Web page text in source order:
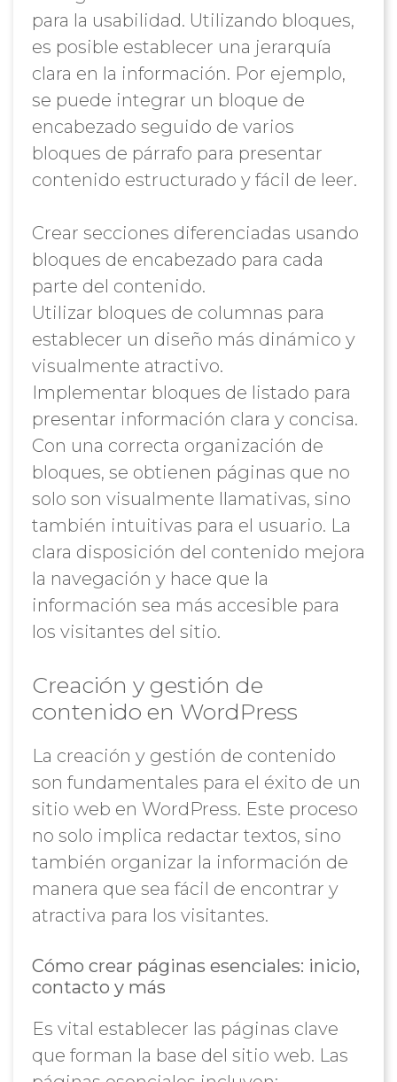
para la usabilidad. Utilizando bloques,
es posible establecer una jerarquía
clara en la información. Por ejemplo,
se puede integrar un bloque de
encabezado seguido de varios
bloques de párrafo para presentar
contenido estructurado y fácil de leer.
Crear secciones diferenciadas usando
bloques de encabezado para cada
parte del contenido.
Utilizar bloques de columnas para
establecer un diseño más dinámico y
visualmente atractivo.
Implementar bloques de listado para
presentar información clara y concisa.
Con una correcta organización de
bloques, se obtienen páginas que no
solo son visualmente llamativas, sino
también intuitivas para el usuario. La
clara disposición del contenido mejora
la navegación y hace que la
información sea más accesible para
los visitantes del sitio.
Creación y gestión de
contenido en WordPress
La creación y gestión de contenido
son fundamentales para el éxito de un
sitio web en WordPress. Este proceso
no solo implica redactar textos, sino
también organizar la información de
manera que sea fácil de encontrar y
atractiva para los visitantes.
Cómo crear páginas esenciales: inicio,
contacto y más
Es vital establecer las páginas clave
que forman la base del sitio web. Las